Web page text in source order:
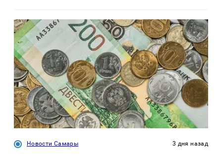
Новости Самары 3 дня назад